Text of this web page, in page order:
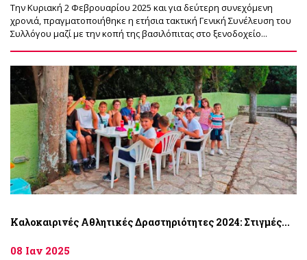
Την Κυριακή 2 Φεβρουαρίου 2025 και για δεύτερη συνεχόμενη
χρονιά, πραγματοποιήθηκε η ετήσια τακτική Γενική Συνέλευση του
Συλλόγου μαζί με την κοπή της βασιλόπιτας στο ξενοδοχείο...
Καλοκαιρινές Αθλητικές Δραστηριότητες 2024: Στιγμές...
08 Ιαν 2025